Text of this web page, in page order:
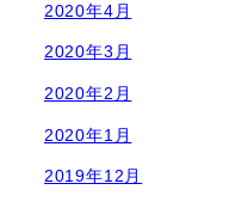
2020年4月
2020年3月
2020年2月
2020年1月
2019年12月